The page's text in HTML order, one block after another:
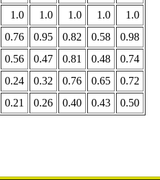
1.0 1.0 1.0 1.0
1.0
0.76 0.95 0.82 0.58
0.98
0.56 0.47 0.81 0.48
0.74
0.24 0.32 0.76 0.65
0.72
0.21 0.26 0.40 0.43 0.50